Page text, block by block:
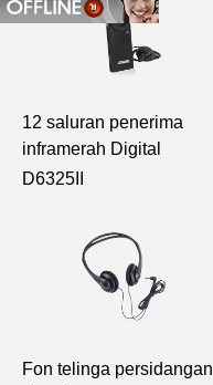
12 saluran penerima
inframerah Digital
D6325II
Fon telinga persidangan